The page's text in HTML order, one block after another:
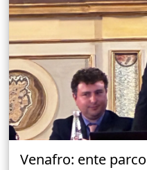
Venafro: ente